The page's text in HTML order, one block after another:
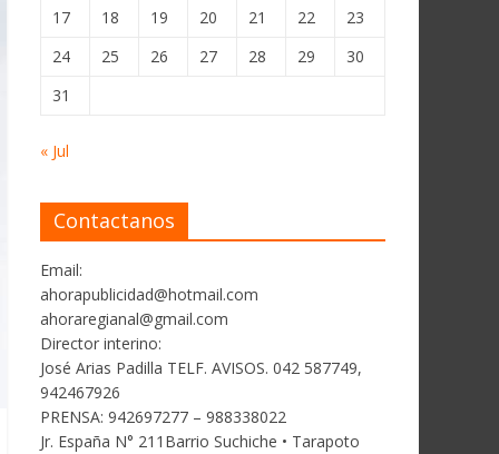
17
18 19 20 21 22
23
24
25 26 27 28 29
30
31
« Jul
Contactanos
Email:
ahorapublicidad@hotmail.com
ahoraregianal@gmail.com
Director interino:
José Arias Padilla TELF. AVISOS. 042 587749,
942467926
PRENSA: 942697277 – 988338022
Jr. España N° 211Barrio Suchiche • Tarapoto